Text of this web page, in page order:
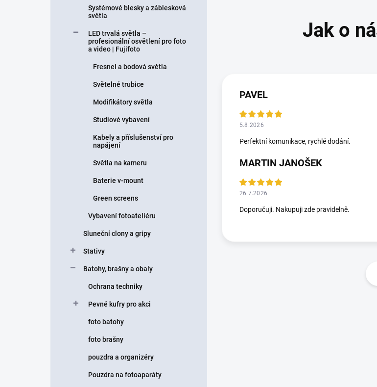
Systémové blesky a záblesková
světla
LED trvalá světla –
profesionální osvětlení pro foto
a video | Fujifoto
Fresnel a bodová světla
Světelné trubice
Modifikátory světla
Studiové vybavení
Kabely a příslušenství pro
napájení
Světla na kameru
Baterie v-mount
Green screens
Vybavení fotoateliéru
Sluneční clony a gripy
Stativy
Batohy, brašny a obaly
Ochrana techniky
Pevné kufry pro akci
foto batohy
foto brašny
pouzdra a organizéry
Pouzdra na fotoaparáty
PAVEL
5.8.2026
Perfektní komunikace, rychlé dodání.
MARTIN JANOŠEK
26.7.2026
Doporučuji. Nakupuji zde pravidelně.